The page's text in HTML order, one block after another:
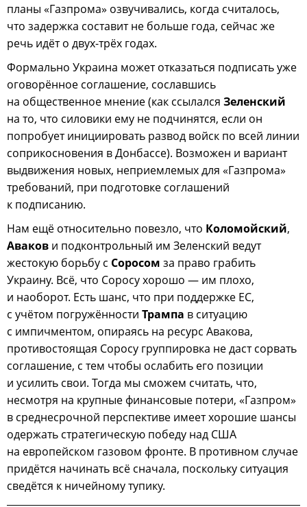
планы «Газпрома» озвучивались, когда считалось,
что задержка составит не больше года, сейчас же
речь идёт о двух-трёх годах.
Формально Украина может отказаться подписать уже
оговорённое соглашение, сославшись
на общественное мнение (как ссылался Зеленский
на то, что силовики ему не подчинятся, если он
попробует инициировать развод войск по всей линии
соприкосновения в Донбассе). Возможен и вариант
выдвижения новых, неприемлемых для «Газпрома»
требований, при подготовке соглашений
к подписанию.
Нам ещё относительно повезло, что Коломойский,
Аваков и подконтрольный им Зеленский ведут
жестокую борьбу с Соросом за право грабить
Украину. Всё, что Соросу хорошо — им плохо,
и наоборот. Есть шанс, что при поддержке ЕС,
с учётом погружённости Трампа в ситуацию
с импичментом, опираясь на ресурс Авакова,
противостоящая Соросу группировка не даст сорвать
соглашение, с тем чтобы ослабить его позиции
и усилить свои. Тогда мы сможем считать, что,
несмотря на крупные финансовые потери, «Газпром»
в среднесрочной перспективе имеет хорошие шансы
одержать стратегическую победу над США
на европейском газовом фронте. В противном случае
придётся начинать всё сначала, поскольку ситуация
сведётся к ничейному тупику.